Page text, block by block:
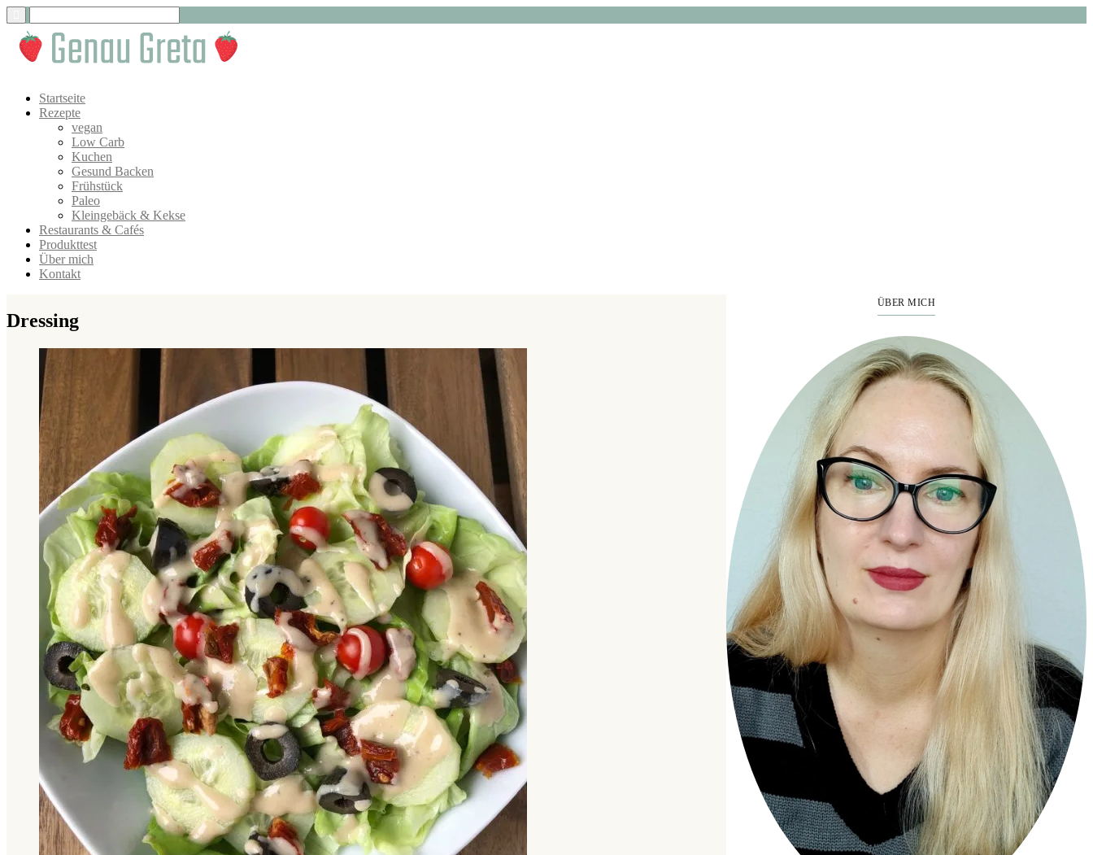
Startseite
Rezepte
vegan
Low Carb
Kuchen
Gesund Backen
Frühstück
Paleo
Kleingebäck & Kekse
Restaurants & Cafés
Produkttest
Über mich
Kontakt
Dressing
ÜBER MICH